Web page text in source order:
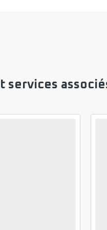
services